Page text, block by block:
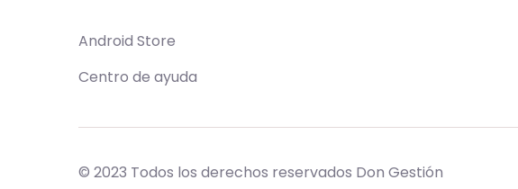
Android Store
Centro de ayuda
© 2023 Todos los derechos reservados Don Gestión